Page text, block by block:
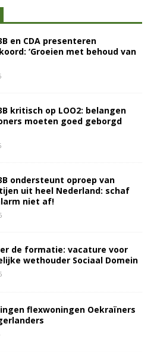
en CDA presenteren
‘Groeien met behoud van
kritisch op LOO2: belangen
moeten goed geborgd
ondersteunt oproep van
uit heel Nederland: schaf
niet af!
de formatie: vacature voor
wethouder Sociaal Domein
flexwoningen Oekraïners